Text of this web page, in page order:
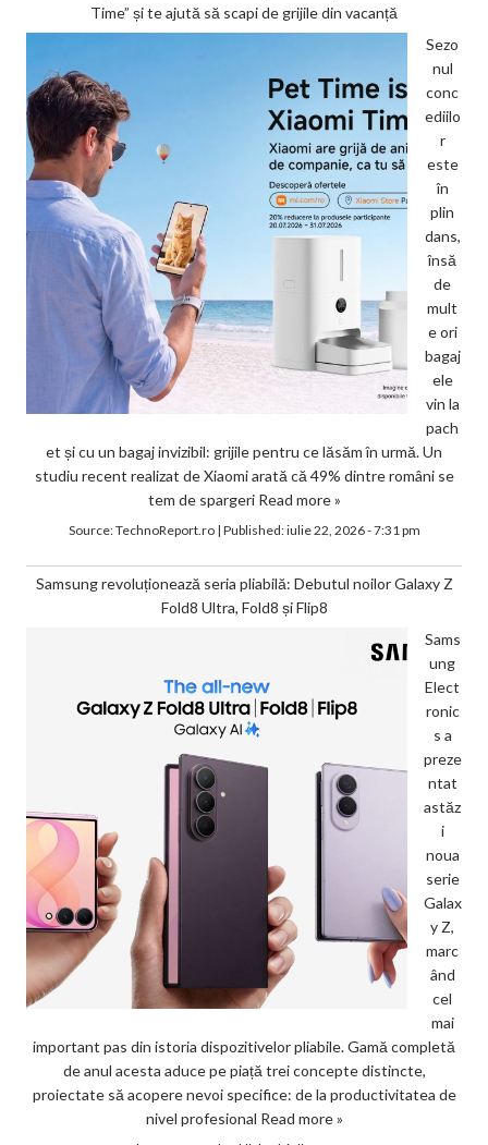
Time” și te ajută să scapi de grijile din vacanță
Sezo
nul
conc
ediilo
r
este
în
plin
dans,
însă
de
mult
e ori
bagaj
ele
vin la
pach
et și cu un bagaj invizibil: grijile pentru ce lăsăm în urmă. Un
studiu recent realizat de Xiaomi arată că 49% dintre români se
tem de spargeri Read more »
Source:TechnoReport.ro| Published:iulie 22, 2026 - 7:31 pm
Samsung revoluționează seria pliabilă: Debutul noilor Galaxy Z
Fold8 Ultra, Fold8 și Flip8
Sams
ung
Elect
ronic
s a
preze
ntat
astăz
i
noua
serie
Galax
y Z,
marc
ând
cel
mai
important pas din istoria dispozitivelor pliabile. Gamă completă
de anul acesta aduce pe piață trei concepte distincte,
proiectate să acopere nevoi specifice: de la productivitatea de
nivel profesional Read more »